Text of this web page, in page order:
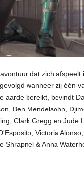
dat zich
wanneer zij één
aarde bereikt, bevindt
Ben Mendelsohn,
Clark Gregg en
Victoria
& Anna